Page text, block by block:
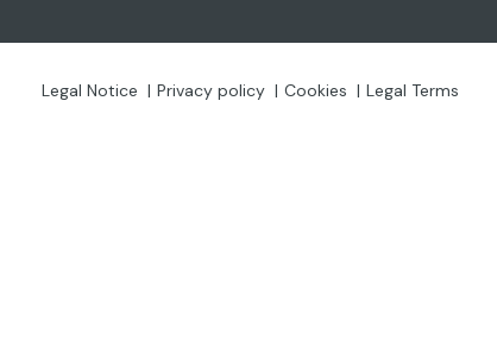
Legal Notice Privacy policy Cookies Legal Terms